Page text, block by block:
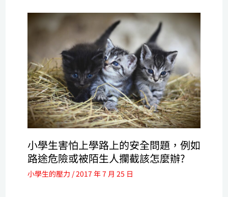
小學生害怕上學路上的安全問題，例如
路途危險或被陌生人攔截該怎麼辦?
小學生的壓力 /2017 年 7 月 25 日